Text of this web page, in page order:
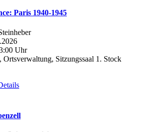
Paris 1940-1945
Uhr
Ortsverwaltung, Sitzungssaal 1. Stock